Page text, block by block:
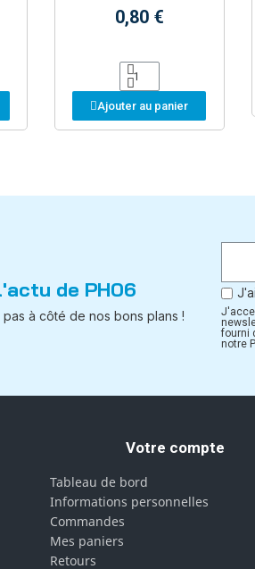
0,80 €
Ajouter au panier
de PH06
à côté de nos bons plans !
fourni
notre
Votre compte
Tableau de bord
Informations personnelles
Commandes
Mes paniers
Retours